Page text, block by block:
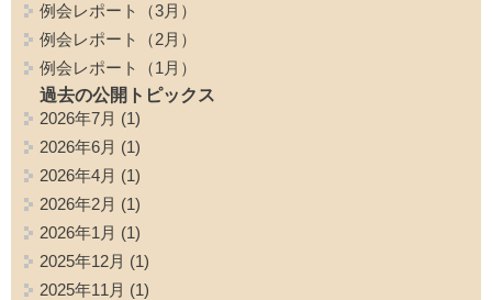
例会レポート（3月）
例会レポート（2月）
例会レポート（1月）
過去の公開トピックス
2026年7月 (1)
2026年6月 (1)
2026年4月 (1)
2026年2月 (1)
2026年1月 (1)
2025年12月 (1)
2025年11月 (1)